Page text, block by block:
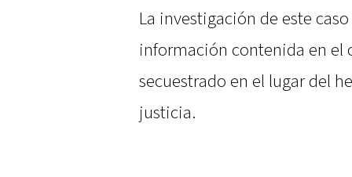
La investigación de este
información contenida en el
secuestrado en el lugar del
justicia.